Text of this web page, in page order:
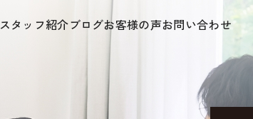
スタッフ紹介ブログお客様の声お問い合わせ